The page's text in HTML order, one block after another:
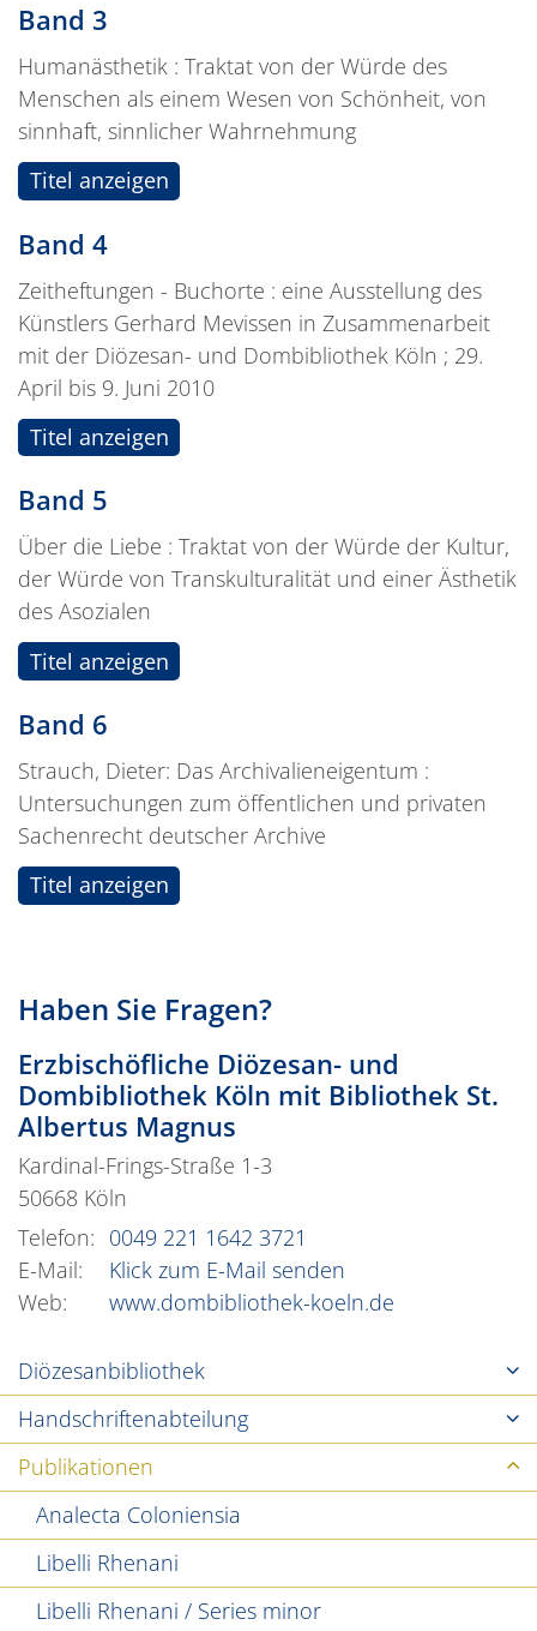
Band 3
Humanästhetik : Traktat von der Würde des
Menschen als einem Wesen von Schönheit, von
sinnhaft, sinnlicher Wahrnehmung
Titel anzeigen
Band 4
Zeitheftungen - Buchorte : eine Ausstellung des
Künstlers Gerhard Mevissen in Zusammenarbeit
mit der Diözesan- und Dombibliothek Köln ; 29.
April bis 9. Juni 2010
Titel anzeigen
Band 5
Über die Liebe : Traktat von der Würde der Kultur,
der Würde von Transkulturalität und einer Ästhetik
des Asozialen
Titel anzeigen
Band 6
Strauch, Dieter: Das Archivalieneigentum :
Untersuchungen zum öffentlichen und privaten
Sachenrecht deutscher Archive
Titel anzeigen
Haben Sie Fragen?
Erzbischöfliche Diözesan- und
Dombibliothek Köln mit Bibliothek St.
Albertus Magnus
Kardinal-Frings-Straße 1-3
50668 Köln
Telefon: 0049 221 1642 3721
E-Mail:
Klick zum E-Mail senden
Web:
www.dombibliothek-koeln.de
Diözesanbibliothek
Handschriftenabteilung
Publikationen
Analecta Coloniensia
Libelli Rhenani
Libelli Rhenani / Series minor